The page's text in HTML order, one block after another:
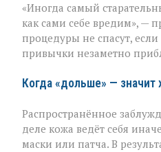
«Иногда самый
как сами себе вредим», —
процедуры не спасут,
привычки незаметно
Когда «дольше» — значит
Распространённое
деле кожа ведёт себя
маски или патча. В